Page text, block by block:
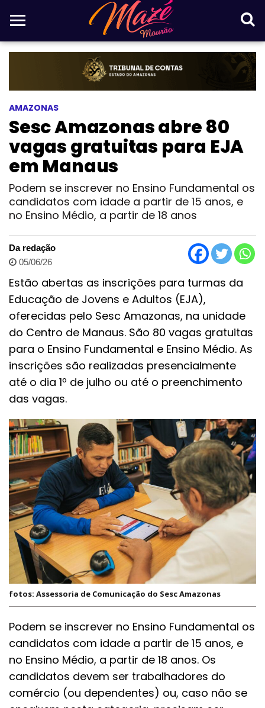
AMAZONAS
Sesc Amazonas abre 80
vagas gratuitas para EJA
em Manaus
Podem se inscrever no Ensino Fundamental os
candidatos com idade a partir de 15 anos, e
no Ensino Médio, a partir de 18 anos
Da redação
05/06/26
Estão abertas as inscrições para turmas da
Educação de Jovens e Adultos (EJA),
oferecidas pelo Sesc Amazonas, na unidade
do Centro de Manaus. São 80 vagas gratuitas
para o Ensino Fundamental e Ensino Médio. As
inscrições são realizadas presencialmente
até o dia 1º de julho ou até o preenchimento
das vagas.
fotos: Assessoria de Comunicação do Sesc Amazonas
Podem se inscrever no Ensino Fundamental os
candidatos com idade a partir de 15 anos, e
no Ensino Médio, a partir de 18 anos. Os
candidatos devem ser trabalhadores do
comércio (ou dependentes) ou, caso não se